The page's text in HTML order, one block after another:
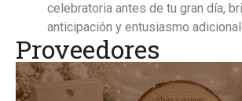
celebratoria antes de tu gran día,
anticipación y entusiasmo
Proveedores